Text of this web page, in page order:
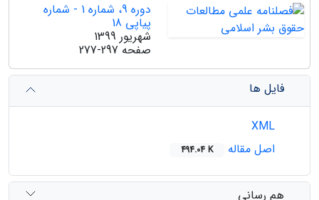
دوره 9، شماره 1 - شماره
پیاپی 18
شهریور 1399
صفحه 277-297
فایل ها
اصل مقاله
494.04 K
هم رسانی